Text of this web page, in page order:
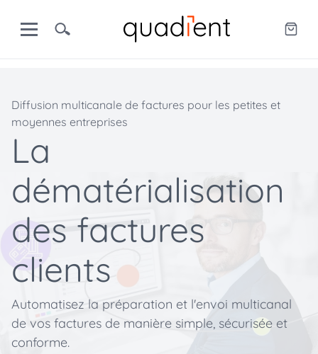
Diffusion multicanale de factures pour les petites et
moyennes entreprises
La
dématérialisation
des factures
clients
Automatisez la préparation et l'envoi multicanal
de vos factures de manière simple, sécurisée et
conforme.